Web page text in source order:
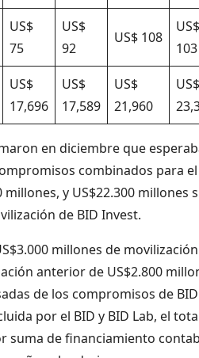
US$
75
US$
92
US$ 108
US$
103
US$
17,696
US$
17,589
US$
21,960
US$
en diciembre que
combinados para el
y US$22.300 millones
de BID Invest.
millones de
anterior de US$2.800
de los compromisos de
por el BID y BID Lab, el
suma de financiamiento